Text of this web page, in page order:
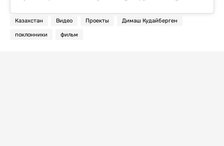
Казахстан Видео Проекты Димаш Кудайберген
поклонники фильм